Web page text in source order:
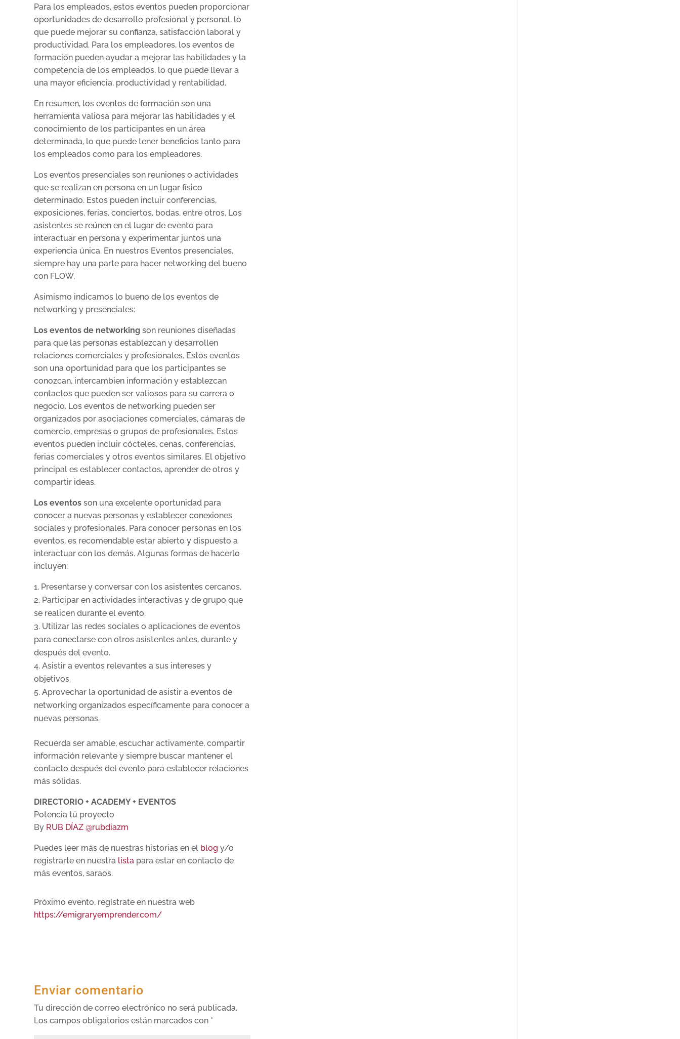
Para los empleados, estos eventos pueden proporcionar
oportunidades de desarrollo profesional y personal, lo
que puede mejorar su confianza, satisfacción laboral y
productividad. Para los empleadores, los eventos de
formación pueden ayudar a mejorar las habilidades y la
competencia de los empleados, lo que puede llevar a
una mayor eficiencia, productividad y rentabilidad.
En resumen, los eventos de formación son una
herramienta valiosa para mejorar las habilidades y el
conocimiento de los participantes en un área
determinada, lo que puede tener beneficios tanto para
los empleados como para los empleadores.
Los eventos presenciales son reuniones o actividades
que se realizan en persona en un lugar físico
determinado. Estos pueden incluir conferencias,
exposiciones, ferias, conciertos, bodas, entre otros. Los
asistentes se reúnen en el lugar de evento para
interactuar en persona y experimentar juntos una
experiencia única. En nuestros Eventos presenciales,
siempre hay una parte para hacer networking del bueno
con FLOW,
Asimismo indicamos lo bueno de los eventos de
networking y presenciales:
Los eventos de networking son reuniones diseñadas
para que las personas establezcan y desarrollen
relaciones comerciales y profesionales. Estos eventos
son una oportunidad para que los participantes se
conozcan, intercambien información y establezcan
contactos que pueden ser valiosos para su carrera o
negocio. Los eventos de networking pueden ser
organizados por asociaciones comerciales, cámaras de
comercio, empresas o grupos de profesionales. Estos
eventos pueden incluir cócteles, cenas, conferencias,
ferias comerciales y otros eventos similares. El objetivo
principal es establecer contactos, aprender de otros y
compartir ideas.
Los eventos son una excelente oportunidad para
conocer a nuevas personas y establecer conexiones
sociales y profesionales. Para conocer personas en los
eventos, es recomendable estar abierto y dispuesto a
interactuar con los demás. Algunas formas de hacerlo
incluyen:
Presentarse y conversar con los asistentes cercanos.
Participar en actividades interactivas y de grupo que
se realicen durante el evento.
Utilizar las redes sociales o aplicaciones de eventos
para conectarse con otros asistentes antes, durante y
después del evento.
Asistir a eventos relevantes a sus intereses y
objetivos.
Aprovechar la oportunidad de asistir a eventos de
networking organizados específicamente para conocer a
nuevas personas.
Recuerda ser amable, escuchar activamente, compartir
información relevante y siempre buscar mantener el
contacto después del evento para establecer relaciones
más sólidas.
DIRECTORIO + ACADEMY + EVENTOS
Potencia tú proyecto
By RUB DÍAZ @rubdiazm
Puedes leer más de nuestras historias en el blog y/o
registrarte en nuestra lista para estar en contacto de
más eventos, saraos.
Próximo evento, regístrate en nuestra web
https://emigraryemprender.com/
Enviar comentario
Tu dirección de correo electrónico no será publicada.
Los campos obligatorios están marcados con *